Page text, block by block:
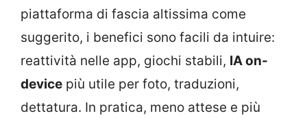
piattaforma di fascia altissima come
suggerito, i benefici sono facili da intuire:
reattività nelle app, giochi stabili, IA on-
device più utile per foto, traduzioni,
dettatura. In pratica, meno attese e più